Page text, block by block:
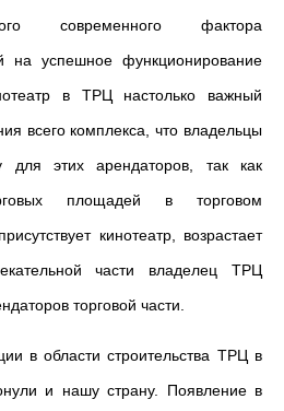
современного фактора
на успешное функционирование
в ТРЦ настолько важный
всего комплекса, что владельцы
для этих арендаторов, так как
площадей в торговом
кинотеатр, возрастает
части владелец ТРЦ
торговой части.
в области строительства ТРЦ в
и нашу страну. Появление в